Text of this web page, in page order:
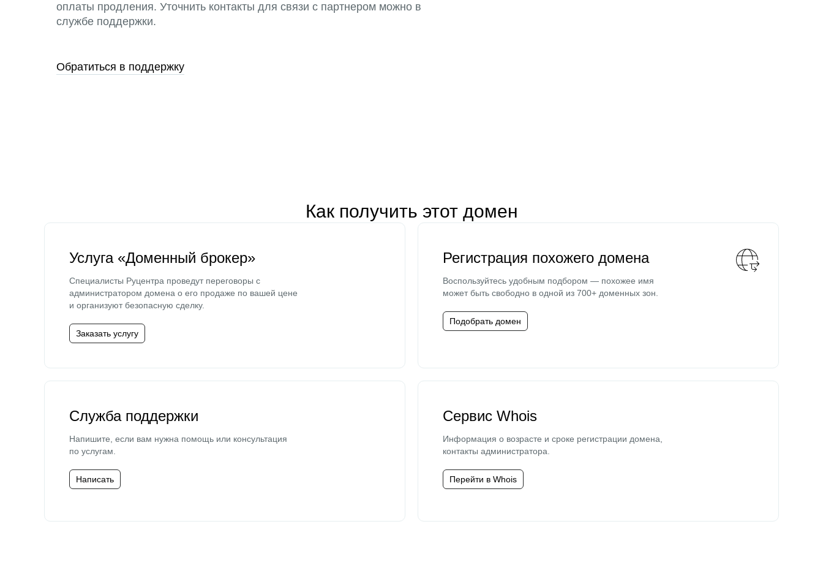
оплаты продления. Уточнить контакты для связи с партнером можно в
службе поддержки.
Обратиться в поддержку
Как получить этот домен
Услуга «Доменный брокер»
Специалисты Руцентра проведут переговоры с
администратором домена о его продаже по вашей цене
и организуют безопасную сделку.
Заказать услугу
Регистрация похожего домена
Воспользуйтесь удобным подбором — похожее имя
может быть свободно в одной из 700+ доменных зон.
Подобрать домен
Служба поддержки
Напишите, если вам нужна помощь или консультация
по услугам.
Написать
Сервис Whois
Информация о возрасте и сроке регистрации домена,
контакты администратора.
Перейти в Whois